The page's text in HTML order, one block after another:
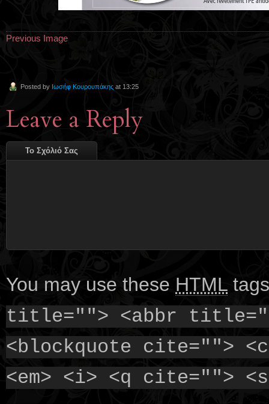
Previous Image
Posted by Ιωσήφ Κουρουπάκης at 13:25
Leave a Reply
Το Σχόλιό Σας
You may use these HTML
title=""> <abbr
<blockquote cite="">
<em> <i> <q cite="">